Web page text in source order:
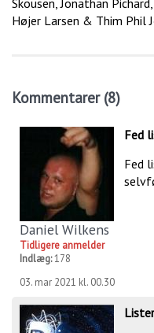
Højer Larsen & Thim Phil
Kommentarer (8)
Daniel Wilkens
Tidligere anmelder
Indlæg:178
03. mar 2021 kl. 00.30
Fed
Fed
Lister